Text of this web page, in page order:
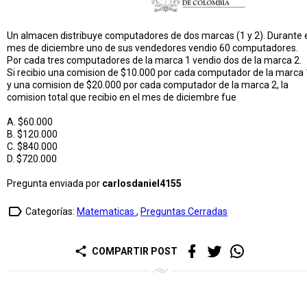
Un almacen distribuye computadores de dos marcas (1 y 2). Durante
mes de diciembre uno de sus vendedores vendio 60 computadores.
Por cada tres computadores de la marca 1 vendio dos de la marca 2.
Si recibio una comision de $10.000 por cada computador de la marca
y una comision de $20.000 por cada computador de la marca 2, la
comision total que recibio en el mes de diciembre fue
A. $60.000
B. $120.000
C. $840.000
D. $720.000
Pregunta enviada por carlosdaniel4155
label_outline Categorías: Matematicas , Preguntas Cerradas
share COMPARTIR POST